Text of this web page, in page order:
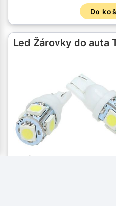
Do
Led Žárovky do auta